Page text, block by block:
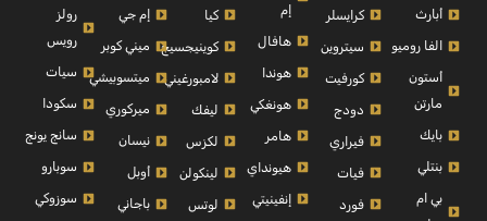
أبارث
الفا روميو
أستون
مارتن
بايك
بنتلي
بي ام
كرايسلر
سيتروين
كورفيت
دودج
فيراري
فيات
فورد
إم
هافال
هوندا
هونغكي
هامر
هيونداي
إنفينيتي
كيا
كوينيجسيج
لامبورغيني
ليفك
لكزس
لينكولن
لوتس
إم جي
ميني كوبر
ميتسوبيشي
ميركوري
نيسان
أوبل
باجاني
رولز
رويس
سيات
سكودا
سانج يونج
سوبارو
سوزوكي